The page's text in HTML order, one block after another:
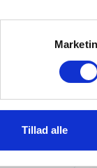
Tillad alle